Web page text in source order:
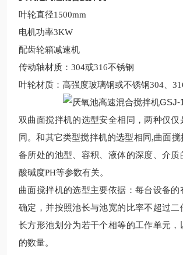
叶轮直径1500mm
电机功率3KW
配齿轮箱减速机
传动轴材质：304或316不锈钢
叶轮材质：高强度玻璃钢或不锈钢304、
双曲面搅拌机的选型安全相同，两种仅仅
同。和其它类型搅拌机的选型相同,曲面
备所处的池型、容积、液体的深度、介质
酸碱度PH等参数有关。
曲面搅拌机的选型主要依据：每台设备的
确定，并按照池长与池宽的比率不超过二
长方形池划分为若干个相等的工作单元，
的数量。